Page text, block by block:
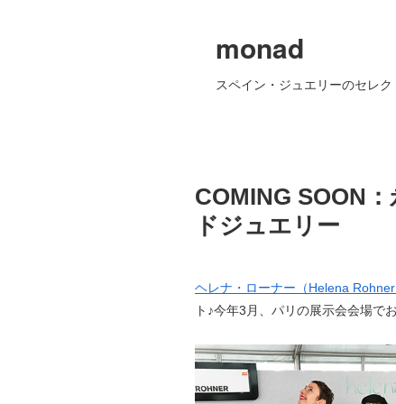
monad
スペイン・ジュエリーのセレ
COMING SOON
ドジュエリー
ヘレナ・ローナー（Helena Rohner
ト♪今年3月、パリの展示会会場で